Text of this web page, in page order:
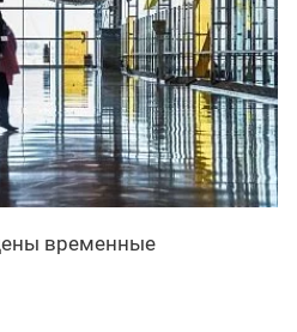
временные